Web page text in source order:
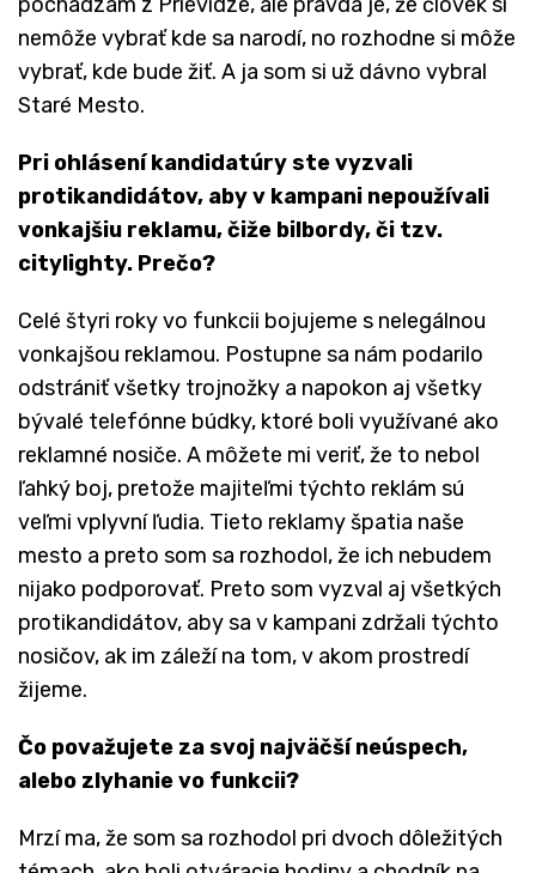
pochádzam z Prievidze, ale pravda je, že človek si
nemôže vybrať kde sa narodí, no rozhodne si môže
vybrať, kde bude žiť. A ja som si už dávno vybral
Staré Mesto.
Pri ohlásení kandidatúry ste vyzvali
protikandidátov, aby v kampani nepoužívali
vonkajšiu reklamu, čiže bilbordy, či tzv.
citylighty. Prečo?
Celé štyri roky vo funkcii bojujeme s nelegálnou
vonkajšou reklamou. Postupne sa nám podarilo
odstrániť všetky trojnožky a napokon aj všetky
bývalé telefónne búdky, ktoré boli využívané ako
reklamné nosiče. A môžete mi veriť, že to nebol
ľahký boj, pretože majiteľmi týchto reklám sú
veľmi vplyvní ľudia. Tieto reklamy špatia naše
mesto a preto som sa rozhodol, že ich nebudem
nijako podporovať. Preto som vyzval aj všetkých
protikandidátov, aby sa v kampani zdržali týchto
nosičov, ak im záleží na tom, v akom prostredí
žijeme.
Čo považujete za svoj najväčší neúspech,
alebo zlyhanie vo funkcii?
Mrzí ma, že som sa rozhodol pri dvoch dôležitých